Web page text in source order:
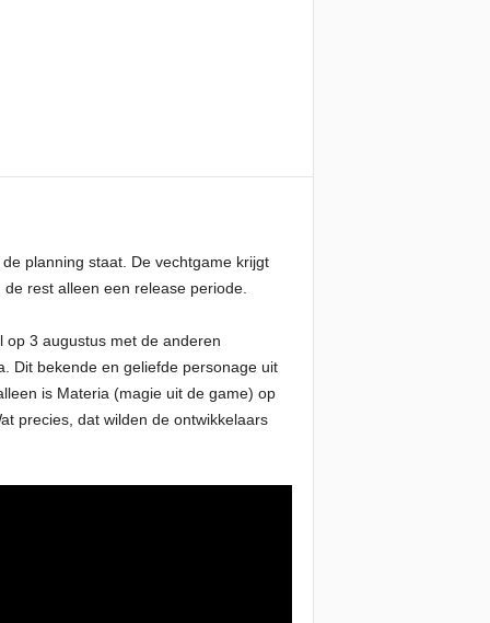
planning staat. De vechtgame krijgt
rest alleen een release periode.
op 3 augustus met de anderen
Dit bekende en geliefde personage uit
is Materia (magie uit de game) op
precies, dat wilden de ontwikkelaars